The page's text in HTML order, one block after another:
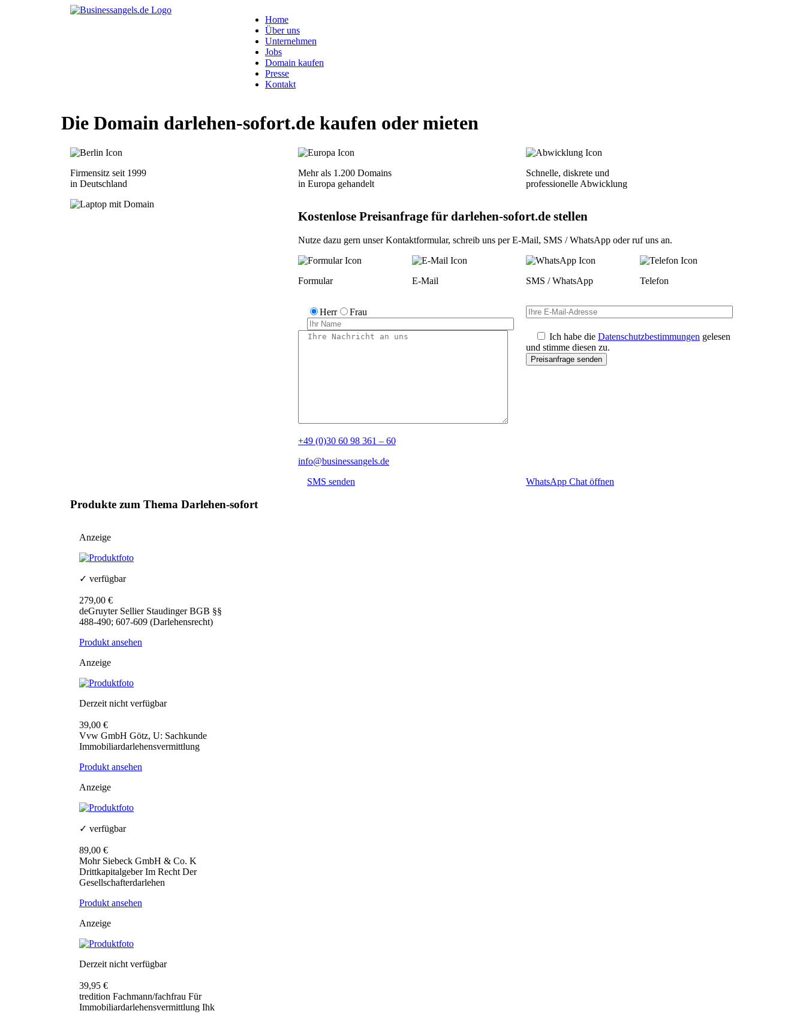
Home
Über uns
Unternehmen
Jobs
Domain kaufen
Presse
Kontakt
Die Domain darlehen-sofort.de kaufen oder mieten
Firmensitz seit 1999
in Deutschland
Mehr als 1.200 Domains
in Europa gehandelt
Schnelle, diskrete und
professionelle Abwicklung
Kostenlose Preisanfrage für darlehen-sofort.de stellen
Nutze dazu gern unserKontaktformular, schreib uns perE-Mail, SMS / WhatsApp oderruf uns an.
Formular E-Mail SMS / WhatsApp Telefon
Herr Frau
Ich habe die Datenschutzbestimmungen gelesen
und stimme diesen zu.
+49 (0)30 60 98 361 – 60
info@businessangels.de
SMS senden
WhatsApp Chat öffnen
Produkte zum Thema Darlehen-sofort
Anzeige
✓ verfügbar
279,00 €
deGruyter Sellier Staudinger BGB §§
488-490; 607-609 (Darlehensrecht)
Produkt ansehen
Anzeige
Derzeit nicht verfügbar
39,00 €
Vvw GmbH Götz, U: Sachkunde
Immobiliardarlehensvermittlung
Produkt ansehen
Anzeige
✓ verfügbar
89,00 €
Mohr Siebeck GmbH & Co. K
Drittkapitalgeber Im Recht Der
Gesellschafterdarlehen
Produkt ansehen
Anzeige
Derzeit nicht verfügbar
39,95 €
tredition Fachmann/fachfrau Für
Immobiliardarlehensvermittlung Ihk